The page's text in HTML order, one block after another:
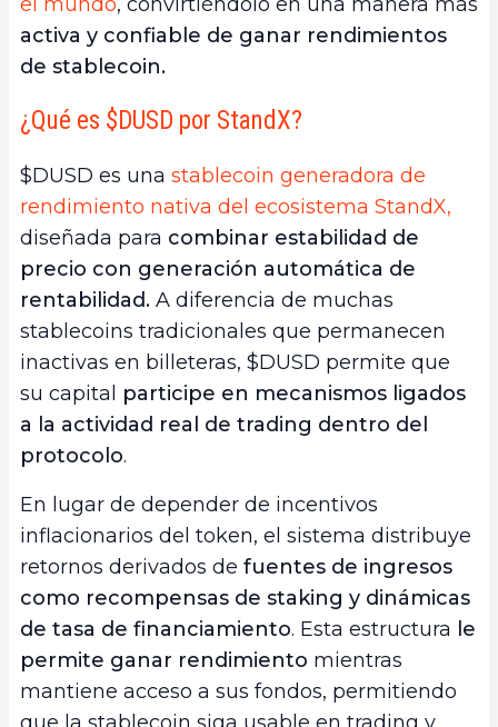
activa y confiable de ganar rendimientos
de stablecoin.
¿Qué es $DUSD por StandX?
$DUSD es una stablecoin generadora de
rendimiento nativa del ecosistema StandX,
diseñada para combinar estabilidad de
precio con generación automática de
rentabilidad. A diferencia de muchas
stablecoins tradicionales que permanecen
inactivas en billeteras, $DUSD permite que
su capital participe en mecanismos ligados
a la actividad real de trading dentro del
protocolo.
En lugar de depender de incentivos
inflacionarios del token, el sistema distribuye
retornos derivados de fuentes de ingresos
como recompensas de staking y dinámicas
de tasa de financiamiento. Esta estructura le
permite ganar rendimiento mientras
mantiene acceso a sus fondos, permitiendo